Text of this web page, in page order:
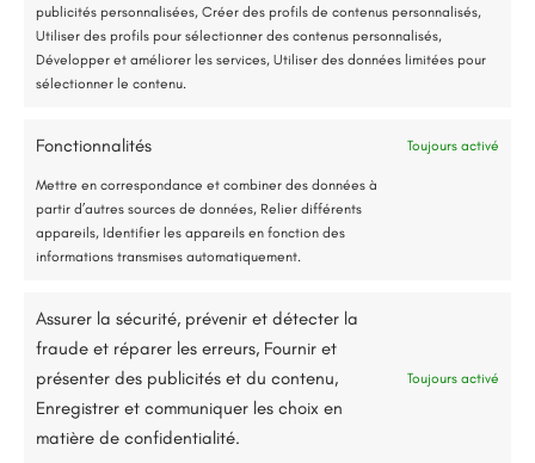
publicités personnalisées, Créer des profils de contenus personnalisés,
Utiliser des profils pour sélectionner des contenus personnalisés,
Développer et améliorer les services, Utiliser des données limitées pour
sélectionner le contenu.
Fonctionnalités Toujours activé
Mettre en correspondance et combiner des données à
partir d’autres sources de données, Relier différents
appareils, Identifier les appareils en fonction des
informations transmises automatiquement.
Assurer la sécurité, prévenir et détecter la
fraude et réparer les erreurs, Fournir et
présenter des publicités et du contenu,
Enregistrer et communiquer les choix en
matière de confidentialité.
Toujours activé
11 rue Kléber, 49130, Les Ponts-de-Cé
renorev.environnement@hotmail.com
Jusqu’à 80% de prise en charge*